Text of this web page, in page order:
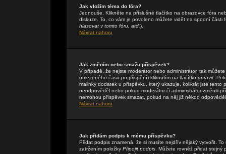
Jak vložím téma do fóra?
Jednouše. Klikněte na příslušné tlačítko na obrazovce fóra
diskuze. To, co vám je povoleno můžete vidět na spodní části
hlasovat v tomto fóru, atd. ).
Návrat nahoru
Jak změním nebo smažu příspěvek?
V případě, že nejste moderátor nebo administrátor, tak
omezeného času po přispění) kliknutím na tlačítko upravit .
malinký dodatek u příspěvku, který ukazuje, kolikrát jste
neodpověděl nebo pokud moderátor či administrátor změnili
nemohou příspěvek smazat, pokud na něj již někdo
Návrat nahoru
Jak přidám podpis k mému příspěvku?
Přidat podpis znamená, že si musíte nejdřív nějaký vytvořit.
zatržením položky Připojit podpis . Můžete rovněž přidat